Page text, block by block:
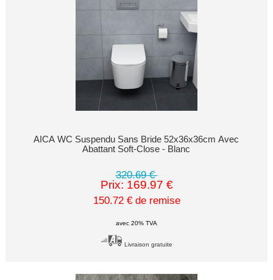
AICA WC Suspendu Sans Bride 52x36x36cm Avec
Abattant Soft-Close - Blanc
320.69 €
Prix: 169.97 €
150.72 € de remise
avec 20% TVA
Livraison gratuite